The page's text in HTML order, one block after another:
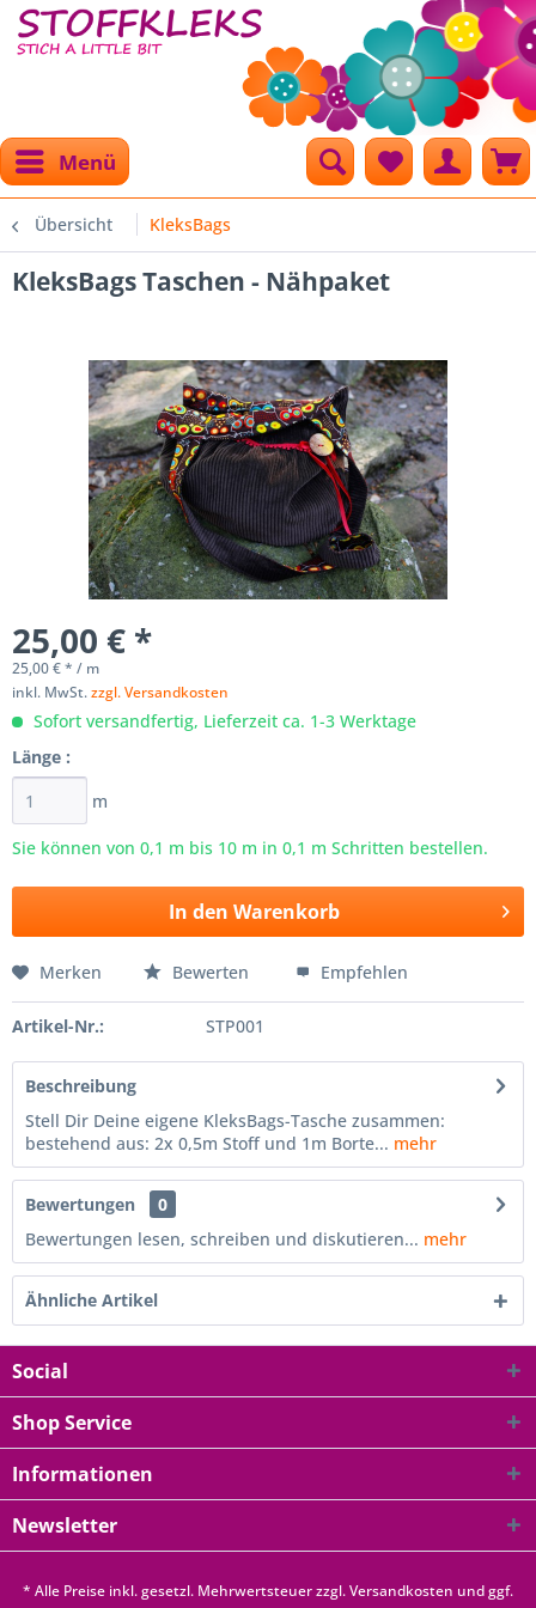
Menü
Übersicht KleksBags
KleksBags Taschen - Nähpaket
25,00 € *
25,00 € * / m
inkl. MwSt.zzgl. Versandkosten
Sofort versandfertig, Lieferzeit ca. 1-3 Werktage
Länge :
m
Sie können von 0,1 m bis 10 m in 0,1 m Schritten bestellen.
In den Warenkorb
Merken Bewerten Empfehlen
Artikel-Nr.: STP001
Beschreibung
Stell Dir Deine eigene KleksBags-Tasche zusammen:
bestehend aus: 2x 0,5m Stoff und 1m Borte... mehr
Bewertungen
0
Bewertungen lesen, schreiben und diskutieren... mehr
Ähnliche Artikel
Social
Shop Service
Informationen
Newsletter
* Alle Preise inkl. gesetzl. Mehrwertsteuer zzgl.Versandkosten und ggf.